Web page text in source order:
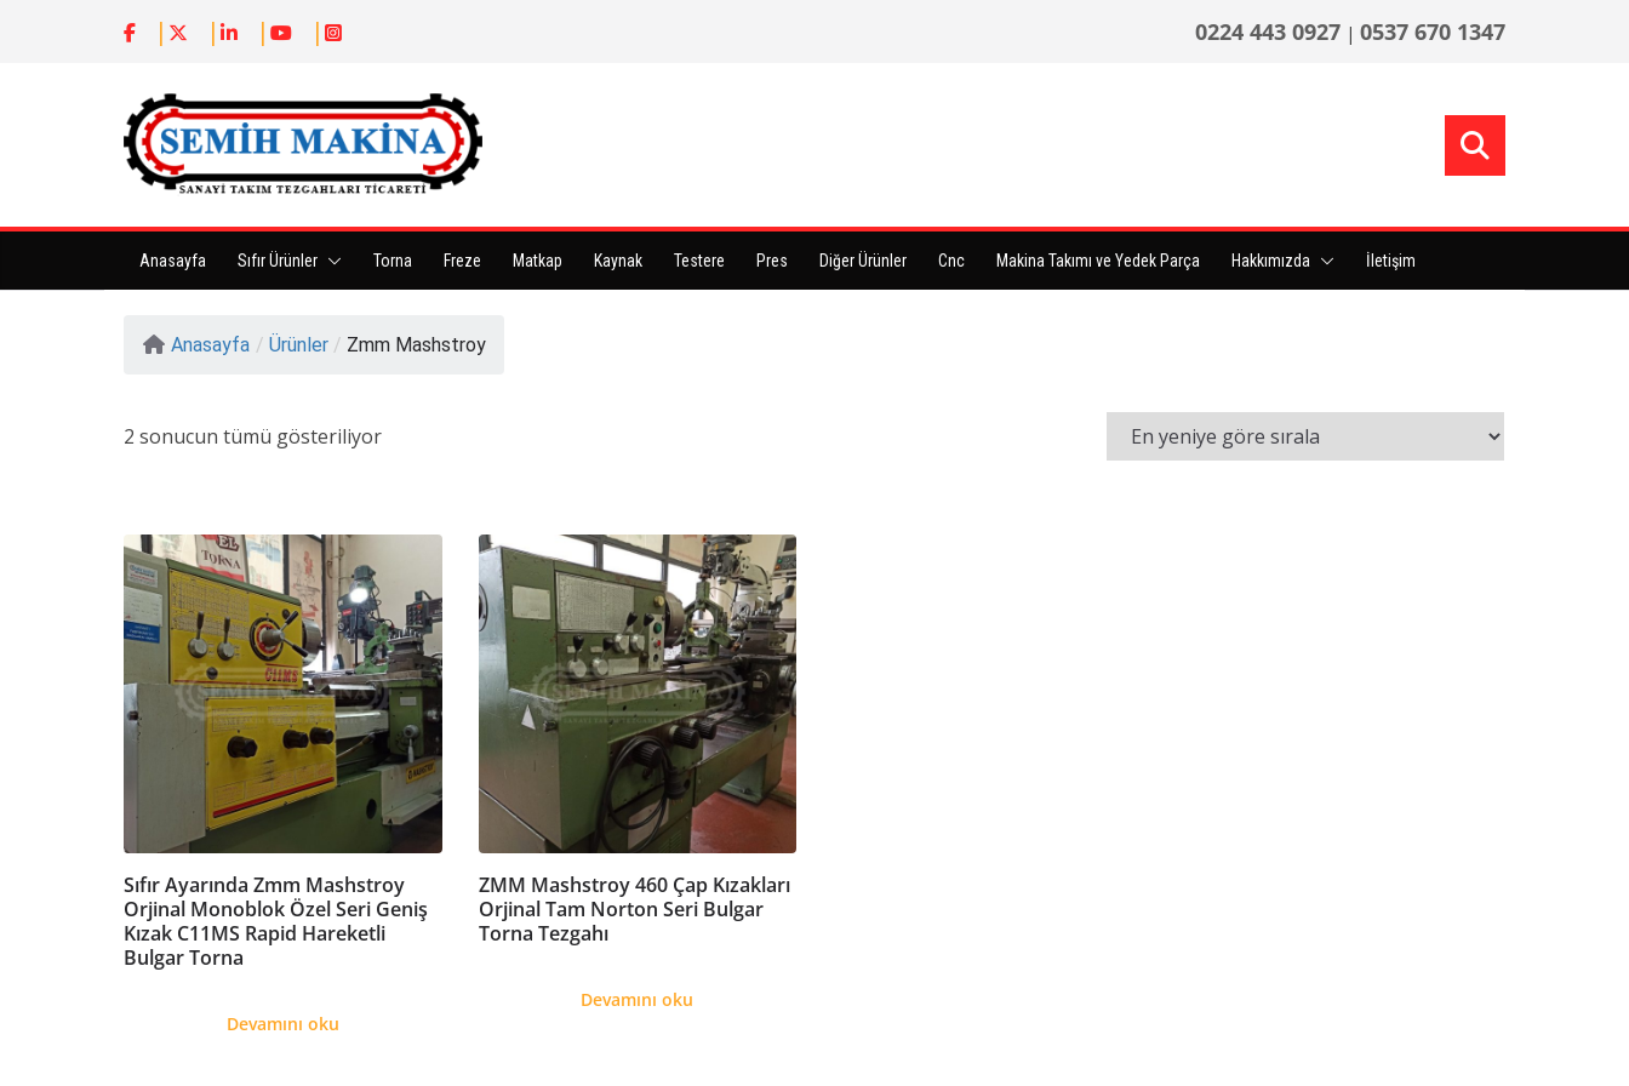
0224 443 0927 | 0537 670 1347
Anasayfa Sıfır Ürünler Torna Freze Matkap Kaynak Testere Pres Diğer Ürünler Cnc Makina Takımı ve Yedek Parça Hakkımızda İletişim
Anasayfa / Ürünler / Zmm Mashstroy
2 sonucun tümü gösteriliyor
Sıfır Ayarında Zmm Mashstroy
Orjinal Monoblok Özel Seri Geniş
Kızak C11MS Rapid Hareketli
Bulgar Torna
Devamını oku
ZMM Mashstroy 460 Çap Kızakları
Orjinal Tam Norton Seri Bulgar
Torna Tezgahı
Devamını oku